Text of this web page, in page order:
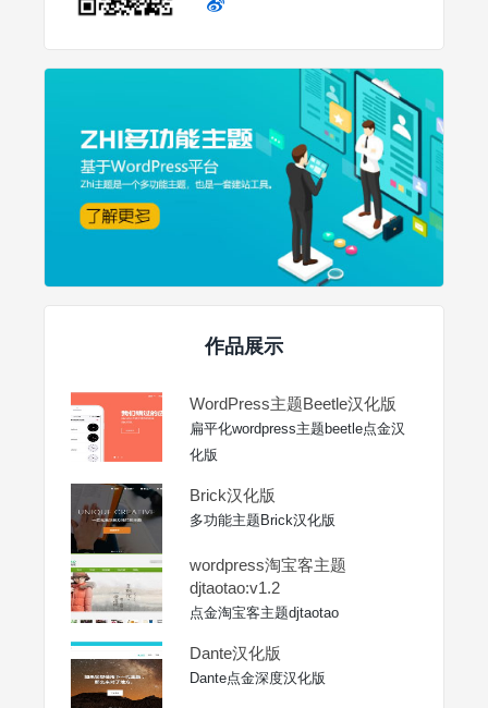
作品展示
WordPress主题Beetle汉化版
扁平化wordpress主题beetle点金汉
化版
Brick汉化版
多功能主题Brick汉化版
wordpress淘宝客主题
djtaotao:v1.2
点金淘宝客主题djtaotao
Dante汉化版
Dante点金深度汉化版